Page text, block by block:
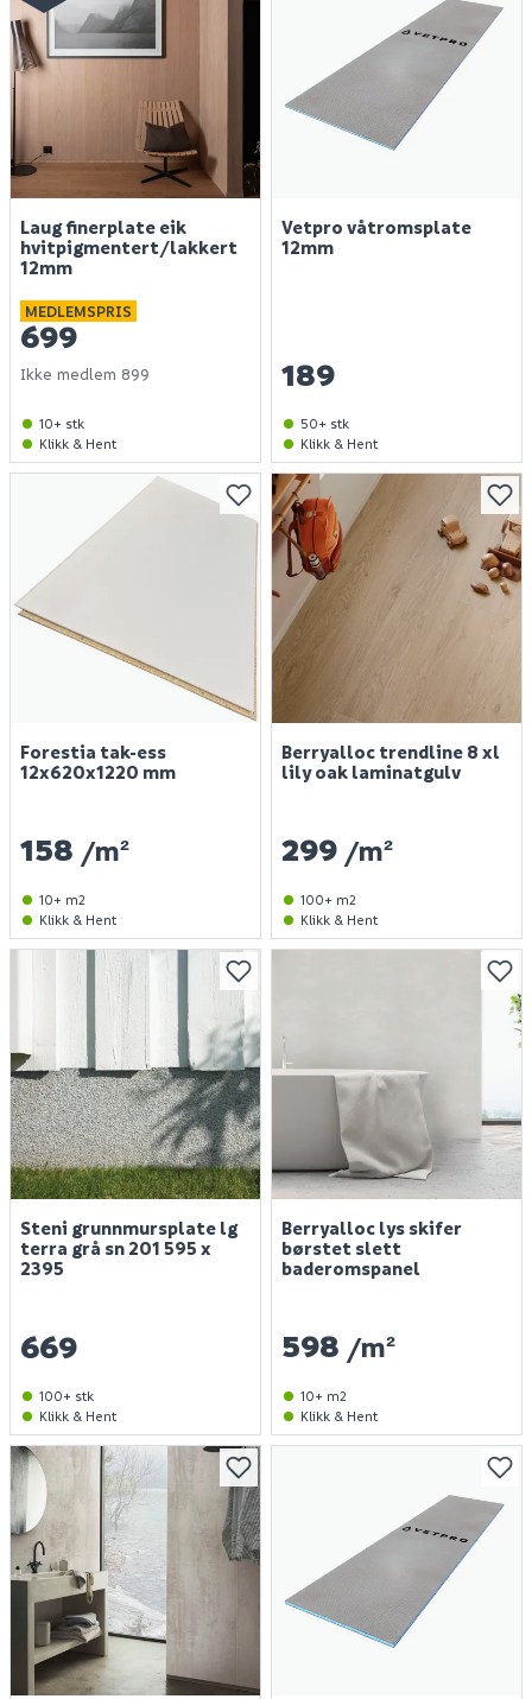
Laug finerplate eik
hvitpigmentert/lakkert
12mm
MEDLEMSPRIS
699
Ikke medlem 899
10+ stk
Klikk & Hent
Vetpro våtromsplate
12mm
189
50+ stk
Klikk & Hent
Forestia tak-ess
12x620x1220 mm
158 /m²
10+ m2
Klikk & Hent
Berryalloc trendline 8 xl
lily oak laminatgulv
299 /m²
100+ m2
Klikk & Hent
Steni grunnmursplate lg
terra grå sn 201 595 x
2395
669
100+ stk
Klikk & Hent
Berryalloc lys skifer
børstet slett
baderomspanel
598 /m²
10+ m2
Klikk & Hent